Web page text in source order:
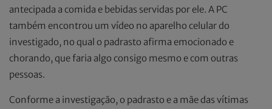
antecipada a comida e bebidas servidas por ele. A PC
também encontrou um vídeo no aparelho celular do
investigado, no qual o padrasto afirma emocionado e
chorando, que faria algo consigo mesmo e com outras
pessoas.
Conforme a investigação, o padrasto e a mãe das vítimas